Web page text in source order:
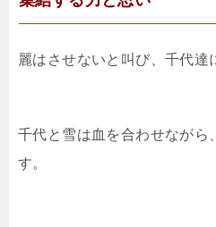
麗はさせないと叫び、千代達
千代と雪は血を合わせながら
す。